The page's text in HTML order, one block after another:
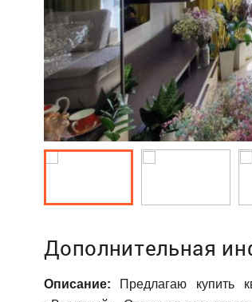
Дополнительная
Описание: Предлагаю купить